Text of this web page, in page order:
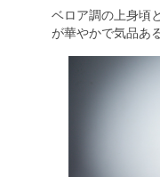
ベロア調の上身頃
が華やかで気品あ